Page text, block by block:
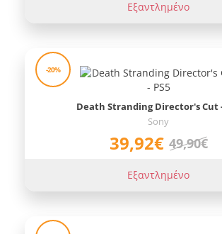
Εξαντλημένο
-20%
Death Stranding Director's Cut -
Sony
39,92€ 49,90€
Εξαντλημένο